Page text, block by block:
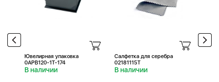
Ювелирная упаковка
0APB120-1T-174
В наличии
Салфетка для серебра
02181115T
В наличии